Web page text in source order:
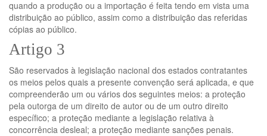
quando a produção ou a importação é feita tendo em vista uma
distribuição ao público, assim como a distribuição das referidas
cópias ao público.
Artigo 3
São reservados à legislação nacional dos estados contratantes
os meios pelos quais a presente convenção será aplicada, e que
compreenderão um ou vários dos seguintes meios: a proteção
pela outorga de um direito de autor ou de um outro direito
específico; a proteção mediante a legislação relativa à
concorrência desleal; a proteção mediante sanções penais.